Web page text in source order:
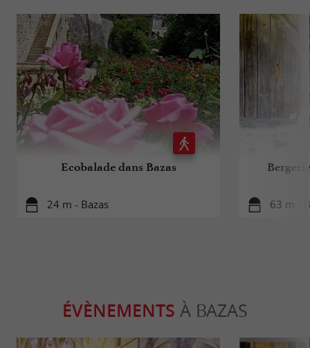
Ecobalade dans Bazas
24 m - Bazas 63 m -
ÉVÈNEMENTS À BAZAS